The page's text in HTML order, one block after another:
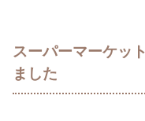
スーパーマーケッ
ました